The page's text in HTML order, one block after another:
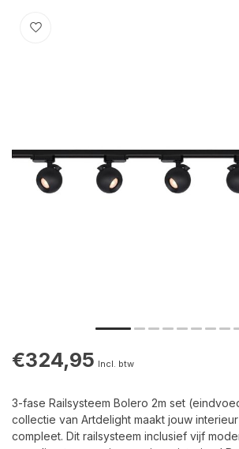
€324,95 Incl. btw
3-fase Railsysteem Bolero 2m set
collectie van Artdelight maakt jouw
compleet. Dit railsysteem inclusief vijf